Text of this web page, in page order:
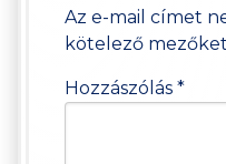
Az e-mail címet
kötelező mezőket
Hozzászólás *